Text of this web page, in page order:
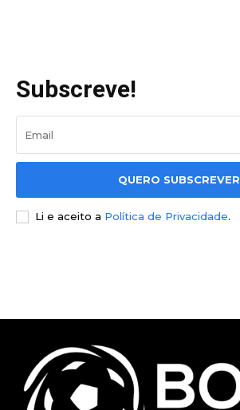
Subscreve!
QUERO SUBSCREVER
Li e aceito a Política de Privacidade.